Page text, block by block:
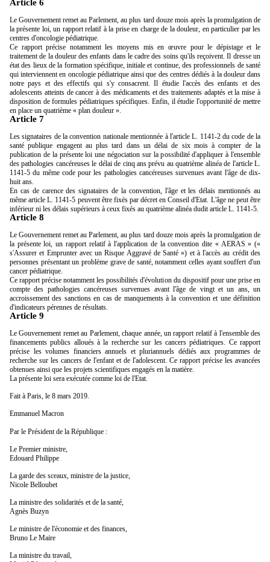
Article 6
Le Gouvernement remet au Parlement, au plus tard douze mois après la promulgation de
la présente loi, un rapport relatif à la prise en charge de la douleur, en particulier par les
centres d'oncologie pédiatrique.
Ce rapport précise notamment les moyens mis en œuvre pour le dépistage et le
traitement de la douleur des enfants dans le cadre des soins qu'ils reçoivent. Il dresse un
état des lieux de la formation spécifique, initiale et continue, des professionnels de santé
qui interviennent en oncologie pédiatrique ainsi que des centres dédiés à la douleur dans
notre pays et des effectifs qui s'y consacrent. Il étudie l'accès des enfants et des
adolescents atteints de cancer à des médicaments et des traitements adaptés et la mise à
disposition de formules pédiatriques spécifiques. Enfin, il étudie l'opportunité de mettre
en place un quatrième « plan douleur ».
Article 7
Les signataires de la convention nationale mentionnée à l'article L. 1141-2 du code de la
santé publique engagent au plus tard dans un délai de six mois à compter de la
publication de la présente loi une négociation sur la possibilité d'appliquer à l'ensemble
des pathologies cancéreuses le délai de cinq ans prévu au quatrième alinéa de l'article L.
1141-5 du même code pour les pathologies cancéreuses survenues avant l'âge de dix-
huit ans.
En cas de carence des signataires de la convention, l'âge et les délais mentionnés au
même article L. 1141-5 peuvent être fixés par décret en Conseil d'Etat. L'âge ne peut être
inférieur ni les délais supérieurs à ceux fixés au quatrième alinéa dudit article L. 1141-5.
Article 8
Le Gouvernement remet au Parlement, au plus tard douze mois après la promulgation de
la présente loi, un rapport relatif à l'application de la convention dite « AERAS » («
s'Assurer et Emprunter avec un Risque Aggravé de Santé ») et à l'accès au crédit des
personnes présentant un problème grave de santé, notamment celles ayant souffert d'un
cancer pédiatrique.
Ce rapport précise notamment les possibilités d'évolution du dispositif pour une prise en
compte des pathologies cancéreuses survenues avant l'âge de vingt et un ans, un
accroissement des sanctions en cas de manquements à la convention et une définition
d'indicateurs pérennes de résultats.
Article 9
Le Gouvernement remet au Parlement, chaque année, un rapport relatif à l'ensemble des
financements publics alloués à la recherche sur les cancers pédiatriques. Ce rapport
précise les volumes financiers annuels et pluriannuels dédiés aux programmes de
recherche sur les cancers de l'enfant et de l'adolescent. Ce rapport précise les avancées
obtenues ainsi que les projets scientifiques engagés en la matière.
La présente loi sera exécutée comme loi de l'Etat.
Fait à Paris, le 8 mars 2019.
Emmanuel Macron
Par le Président de la République :
Le Premier ministre,
Edouard Philippe
La garde des sceaux, ministre de la justice,
Nicole Belloubet
La ministre des solidarités et de la santé,
Agnès Buzyn
Le ministre de l'économie et des finances,
Bruno Le Maire
La ministre du travail,